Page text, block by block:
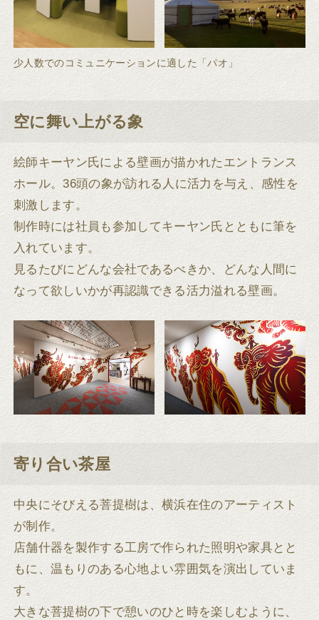
少人数でのコミュニケーションに適した「パオ」
空に舞い上がる象
絵師キーヤン氏による壁画が描かれたエントランス
ホール。36頭の象が訪れる人に活力を与え、感性を
刺激します。
制作時には社員も参加してキーヤン氏とともに筆を
入れています。
見るたびにどんな会社であるべきか、どんな人間に
なって欲しいかが再認識できる活力溢れる壁画。
寄り合い茶屋
中央にそびえる菩提樹は、横浜在住のアーティスト
が制作。
店舗什器を製作する工房で作られた照明や家具とと
もに、温もりのある心地よい雰囲気を演出していま
す。
大きな菩提樹の下で憩いのひと時を楽しむように、